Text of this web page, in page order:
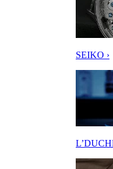
SEIKO ›